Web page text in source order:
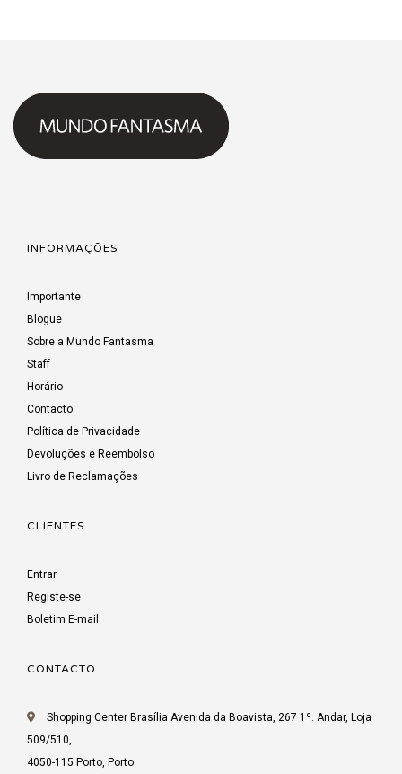
INFORMAÇÕES
Importante
Blogue
Sobre a Mundo Fantasma
Staff
Horário
Contacto
Política de Privacidade
Devoluções e Reembolso
Livro de Reclamações
CLIENTES
Entrar
Registe-se
Boletim E-mail
CONTACTO
Shopping Center Brasília Avenida da Boavista, 267 1º. Andar, Loja
509/510,
4050-115 Porto, Porto